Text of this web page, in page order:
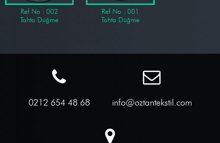
Ref No : 002
Tahta Düğme
Ref No : 001
Tahta Düğme
0212 654 48 68 info@oztantekstil.com